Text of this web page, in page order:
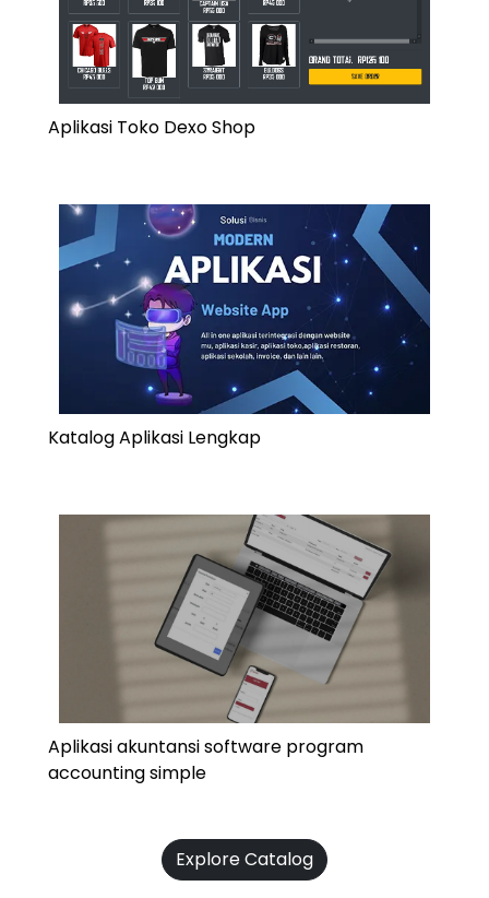
Aplikasi Toko Dexo Shop
Katalog Aplikasi Lengkap
Aplikasi akuntansi software program
accounting simple
Explore Catalog